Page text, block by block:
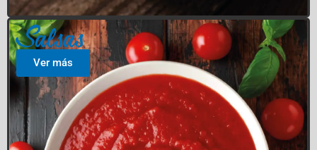
Salsas
Ver más